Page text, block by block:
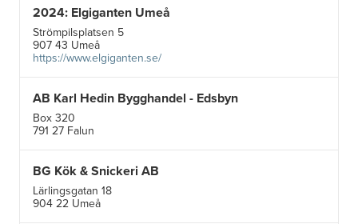
2024: Elgiganten Umeå
Strömpilsplatsen 5
907 43 Umeå
https://www.elgiganten.se/
AB Karl Hedin Bygghandel - Edsbyn
Box 320
791 27 Falun
BG Kök & Snickeri AB
Lärlingsgatan 18
904 22 Umeå